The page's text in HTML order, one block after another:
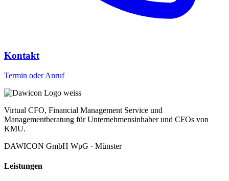
Kontakt
Termin oder Anruf
Virtual CFO, Financial Management Service und
Managementberatung für Unternehmensinhaber und CFOs von
KMU.
DAWICON GmbH WpG · Münster
Leistungen